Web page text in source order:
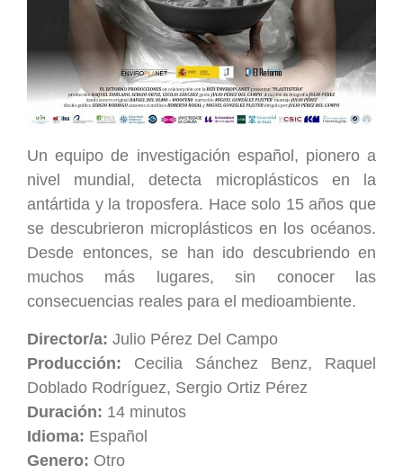
Un equipo de investigación español, pionero a
nivel mundial, detecta microplásticos en la
antártida y la troposfera. Hace solo 15 años que
se descubrieron microplásticos en los océanos.
Desde entonces, se han ido descubriendo en
muchos más lugares, sin conocer las
consecuencias reales para el medioambiente.
Director/a: Julio Pérez Del Campo
Producción: Cecilia Sánchez Benz, Raquel
Doblado Rodríguez, Sergio Ortiz Pérez
Duración: 14 minutos
Idioma: Español
Genero: Otro